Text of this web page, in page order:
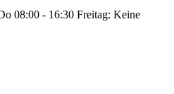
08:00 - 16:30 Freitag: Keine